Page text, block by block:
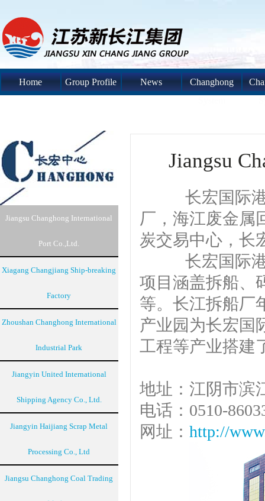
Home Group Profile News
Changhong
Jiangsu Changhong International
Port Co.,Ltd.
Xiagang Changjiang Ship-breaking
Factory
Zhoushan Changhong International
Industrial Park
Jiangyin United International
Shipping Agency Co., Ltd.
Jiangyin Haijiang Scrap Metal
Processing Co., Ltd
Jiangsu Changhong Coal Trading
Jiangsu
长宏国际港口
厂，海江废金属
炭交易中心，长
长宏国际港
项目涵盖拆船、
等。长江拆船厂
产业园为长宏国
工程等产业搭建
地址：江阴市滨
电话：0510-
网址： http://